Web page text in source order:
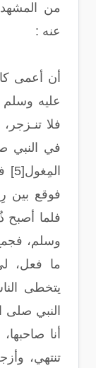
من
عنه :
أن أعمى
عليه وسلم
فلا
في النبي‏
فوقع بين
فلما أصبح
وسلم،‏
ما فعل،
‏يتخطى
النبي‏ ‏صلى
أنا
تنتهي،